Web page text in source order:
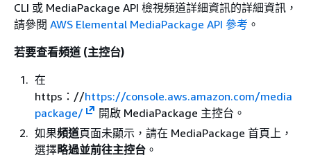
CLI 或 MediaPackage API 檢視頻道詳細資訊的詳細資訊，
請參閱 AWS Elemental MediaPackage API 參考 。
若要查看頻道 (主控台)
在
https：//https://console.aws.amazon.com/media
package/
開啟 MediaPackage 主控台。
如果頻道頁面未顯示，請在 MediaPackage 首頁上，
選擇略過並前往主控台 。